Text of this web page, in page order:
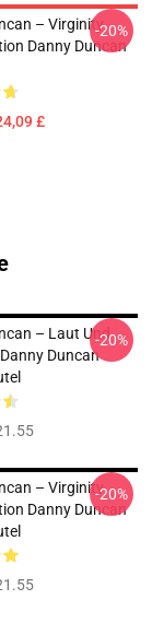
– Virginity
Danny Duncan
£
-20%
– Laut Und
Duncan
-20%
– Virginity
Danny Duncan
-20%